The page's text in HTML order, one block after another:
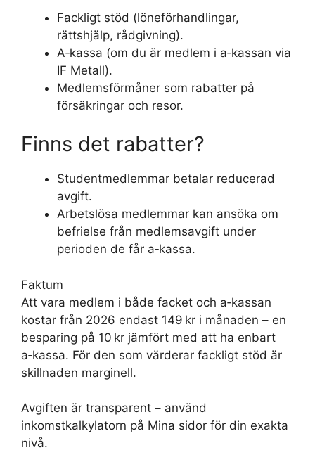
Fackligt stöd (löneförhandlingar,
rättshjälp, rådgivning).
A‑kassa (om du är medlem i a‑kassan via
IF Metall).
Medlemsförmåner som rabatter på
försäkringar och resor.
Finns det rabatter?
Studentmedlemmar betalar reducerad
avgift.
Arbetslösa medlemmar kan ansöka om
befrielse från medlemsavgift under
perioden de får a‑kassa.
Faktum
Att vara medlem i både facket och a‑kassan
kostar från 2026 endast 149 kr i månaden – en
besparing på 10 kr jämfört med att ha enbart
a‑kassa. För den som värderar fackligt stöd är
skillnaden marginell.
Avgiften är transparent – använd
inkomstkalkylatorn på Mina sidor för din exakta
nivå.